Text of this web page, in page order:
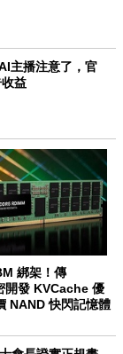
主播注意了，官
益
綁架！傳
開發 KVCache 優
NAND 快閃記憶體